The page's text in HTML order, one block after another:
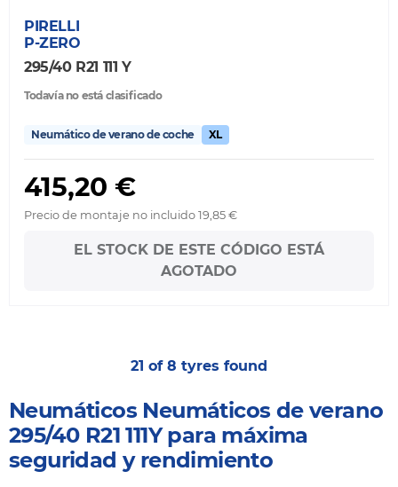
PIRELLI
P-ZERO
295/40 R21 111 Y
Todavía no está clasificado
Neumático de verano de coche XL
415,20 €
Precio de montaje no incluido 19,85 €
EL STOCK DE ESTE CÓDIGO ESTÁ
AGOTADO
21 of 8 tyres found
Neumáticos Neumáticos de verano
295/40 R21 111Y para máxima
seguridad y rendimiento